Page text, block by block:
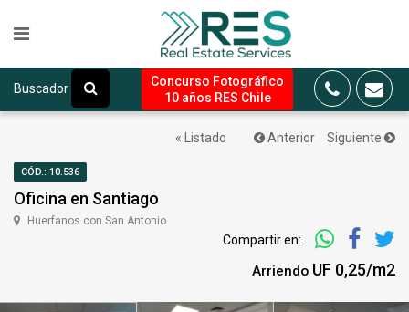
Buscador
Concurso Fotográfico
10 años RES Chile
« Listado Anterior Siguiente
CÓD.: 10.536
Oficina en Santiago
Huerfanos con San Antonio
Compartir en:
Arriendo UF 0,25/m2